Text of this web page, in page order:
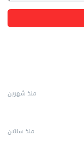
منذ شهرين
منذ سنتين